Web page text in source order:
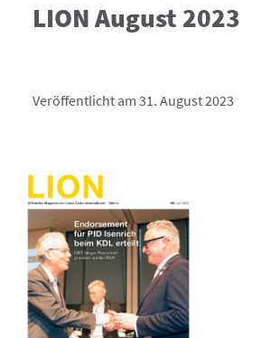
LION August 2023
Veröffentlicht am 31. August 2023